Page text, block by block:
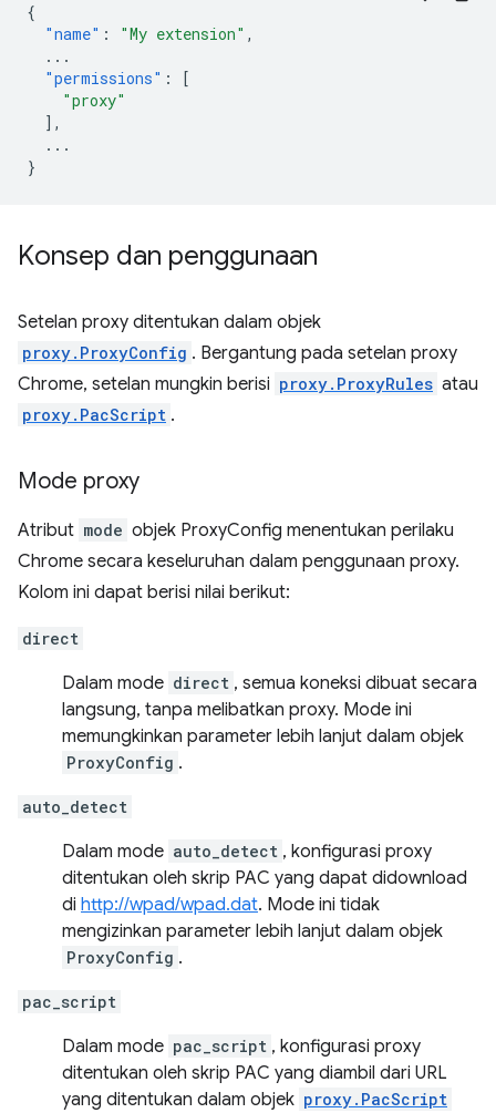
{
"name" : "My extension" ,
...
"permissions" :
[
"proxy"
],
...
}
Konsep dan penggunaan
Setelan proxy ditentukan dalam objek
proxy.ProxyConfig . Bergantung pada setelan proxy
Chrome, setelan mungkin berisi proxy.ProxyRules atau
proxy.PacScript .
Mode proxy
Atribut mode objek ProxyConfig menentukan perilaku
Chrome secara keseluruhan dalam penggunaan proxy.
Kolom ini dapat berisi nilai berikut:
direct
Dalam mode direct , semua koneksi dibuat secara
langsung, tanpa melibatkan proxy. Mode ini
memungkinkan parameter lebih lanjut dalam objek
ProxyConfig .
auto_detect
Dalam mode auto_detect , konfigurasi proxy
ditentukan oleh skrip PAC yang dapat didownload
di http://wpad/wpad.dat. Mode ini tidak
mengizinkan parameter lebih lanjut dalam objek
ProxyConfig .
pac_script
Dalam mode pac_script , konfigurasi proxy
ditentukan oleh skrip PAC yang diambil dari URL
yang ditentukan dalam objek proxy.PacScript